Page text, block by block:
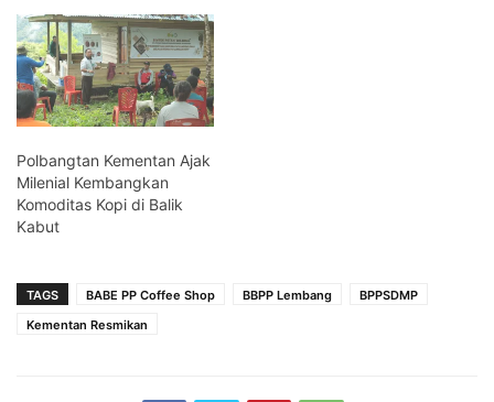
Polbangtan Kementan Ajak
Milenial Kembangkan
Komoditas Kopi di Balik
Kabut
TAGS BABE PP Coffee Shop BBPP Lembang
BPPSDMP
Kementan Resmikan